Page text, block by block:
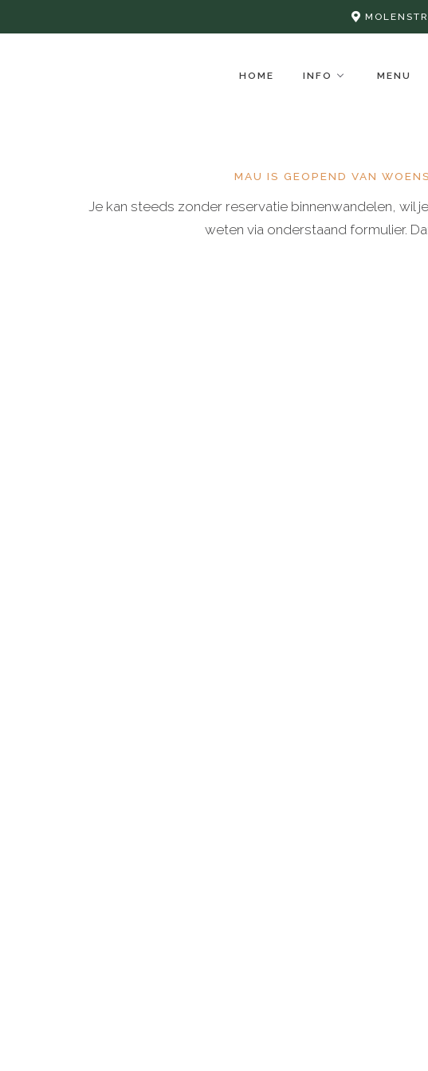
to
HOME INFO MENU
MAU IS GEOPEND VAN
Je kan steeds zonder reservatie binnenwandelen,
weten via onderstaand formulier.